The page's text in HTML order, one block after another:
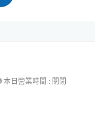
本日營業時間 : 關閉